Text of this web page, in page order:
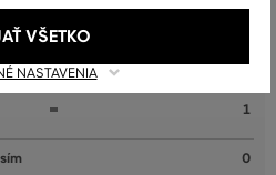
1
0
NASTAVENIA
VŠETKO